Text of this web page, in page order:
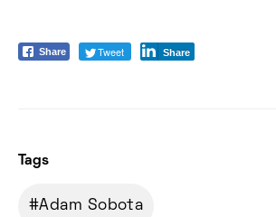
Share Tweet Share
Tags
Adam Sobota